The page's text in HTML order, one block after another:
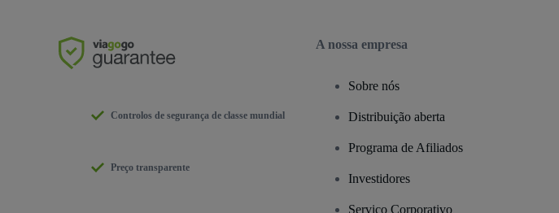
Controlos de segurança de classe mundial
Preço transparente
A nossa empresa
Sobre nós
Distribuição aberta
Programa de Afiliados
Investidores
Serviço Corporativo